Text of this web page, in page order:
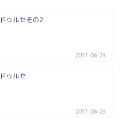
ゥルセその2
2017-06-29
ゥルセ
2017-06-29